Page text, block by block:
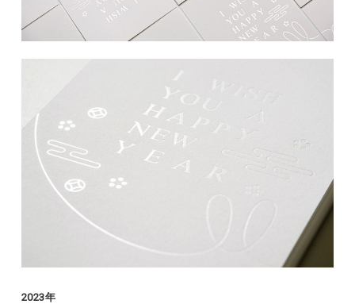
2023年